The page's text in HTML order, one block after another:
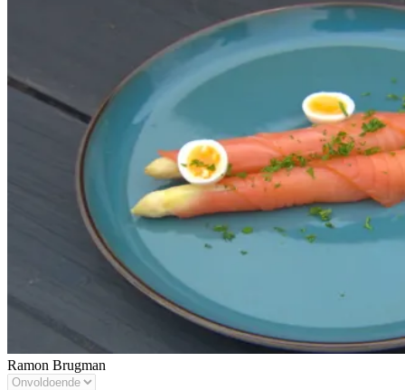
Ramon Brugman